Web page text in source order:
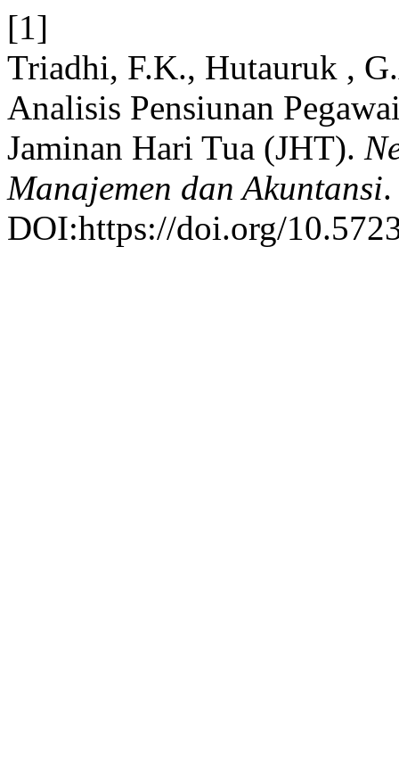
[1]
Triadhi, F.K., Hutauruk ,
Analisis Pensiunan
Jaminan Hari Tua (JHT).
Manajemen dan Akuntansi
DOI:https://doi.org/